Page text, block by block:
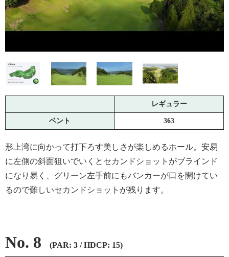
レギュラー
ベント 363
形上湾に向かって打下ろす美しさが楽しめるホール。安易
に左側の斜面狙いでいくとセカンドショットがブラインド
になり易く、グリーン左手前にもバンカーが口を開けてい
るので難しいセカンドショットが残ります。
No. 8 (PAR: 3 / HDCP: 15)